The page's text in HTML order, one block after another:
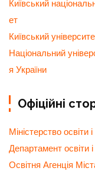
Київський
ет
Київський
Національний
я України
Офіційні
Міністерство освіти
Департамент освіти
Освітня Агенція